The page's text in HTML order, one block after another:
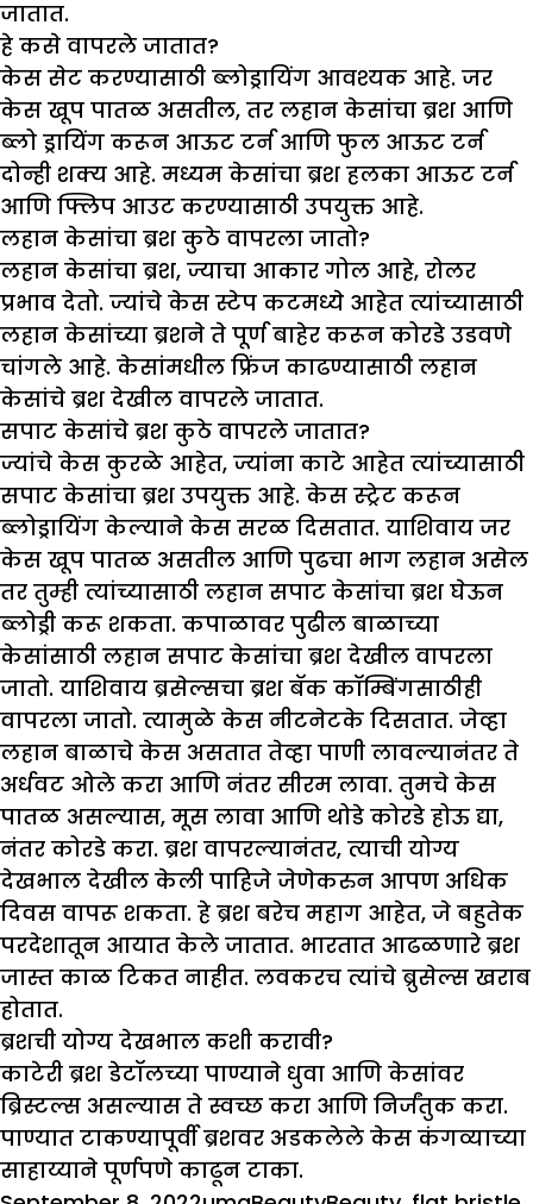
जातात.
हे कसे वापरले जातात?
केस सेट करण्यासाठी ब्लोड्रायिंग आवश्यक आहे. जर
केस खूप पातळ असतील, तर लहान केसांचा ब्रश आणि
ब्लो ड्रायिंग करून आऊट टर्न आणि फुल आऊट टर्न
दोन्ही शक्य आहे. मध्यम केसांचा ब्रश हलका आऊट टर्न
आणि फ्लिप आउट करण्यासाठी उपयुक्त आहे.
लहान केसांचा ब्रश कुठे वापरला जातो?
लहान केसांचा ब्रश, ज्याचा आकार गोल आहे, रोलर
प्रभाव देतो. ज्यांचे केस स्टेप कटमध्ये आहेत त्यांच्यासाठी
लहान केसांच्या ब्रशने ते पूर्ण बाहेर करून कोरडे उडवणे
चांगले आहे. केसांमधील फ्रिंज काढण्यासाठी लहान
केसांचे ब्रश देखील वापरले जातात.
सपाट केसांचे ब्रश कुठे वापरले जातात?
ज्यांचे केस कुरळे आहेत, ज्यांना काटे आहेत त्यांच्यासाठी
सपाट केसांचा ब्रश उपयुक्त आहे. केस स्ट्रेट करून
ब्लोड्रायिंग केल्याने केस सरळ दिसतात. याशिवाय जर
केस खूप पातळ असतील आणि पुढचा भाग लहान असेल
तर तुम्ही त्यांच्यासाठी लहान सपाट केसांचा ब्रश घेऊन
ब्लोड्री करू शकता. कपाळावर पुढील बाळाच्या
केसांसाठी लहान सपाट केसांचा ब्रश देखील वापरला
जातो. याशिवाय ब्रसेल्सचा ब्रश बॅक कॉम्बिंगसाठीही
वापरला जातो. त्यामुळे केस नीटनेटके दिसतात. जेव्हा
लहान बाळाचे केस असतात तेव्हा पाणी लावल्यानंतर ते
अर्धवट ओले करा आणि नंतर सीरम लावा. तुमचे केस
पातळ असल्यास, मूस लावा आणि थोडे कोरडे होऊ द्या,
नंतर कोरडे करा. ब्रश वापरल्यानंतर, त्याची योग्य
देखभाल देखील केली पाहिजे जेणेकरुन आपण अधिक
दिवस वापरू शकता. हे ब्रश बरेच महाग आहेत, जे बहुतेक
परदेशातून आयात केले जातात. भारतात आढळणारे ब्रश
जास्त काळ टिकत नाहीत. लवकरच त्यांचे ब्रुसेल्स खराब
होतात.
ब्रशची योग्य देखभाल कशी करावी?
काटेरी ब्रश डेटॉलच्या पाण्याने धुवा आणि केसांवर
ब्रिस्टल्स असल्यास ते स्वच्छ करा आणि निर्जंतुक करा.
पाण्यात टाकण्यापूर्वी ब्रशवर अडकलेले केस कंगव्याच्या
साहाय्याने पूर्णपणे काढून टाका.